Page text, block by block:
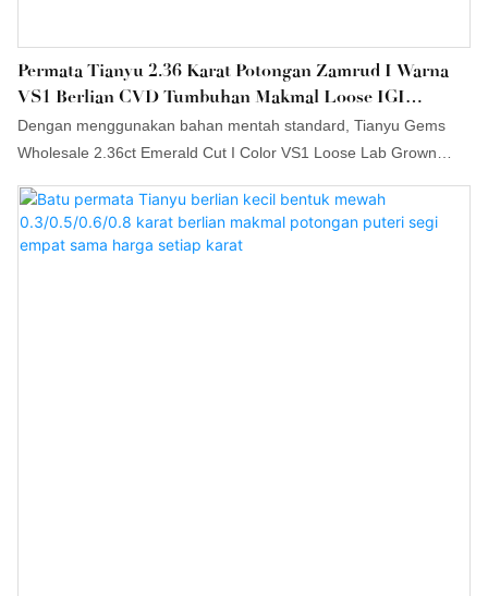
Permata Tianyu 2.36 Karat Potongan Zamrud I Warna
VS1 Berlian CVD Tumbuhan Makmal Loose IGI
Diperakui Dalam Stok
Dengan menggunakan bahan mentah standard, Tianyu Gems
Wholesale 2.36ct Emerald Cut I Color VS1 Loose Lab Grown
kami jangkakan. Diproses oleh teknologi yang diimport,
Moissanite, berlian yang ditanam di makmal, barang kemas